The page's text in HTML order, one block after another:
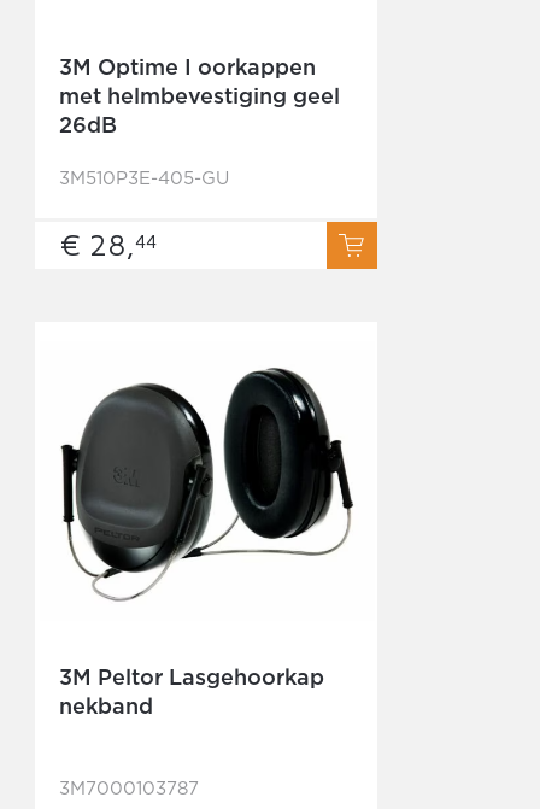
3M Optime I oorkappen
met helmbevestiging geel
26dB
3M510P3E-405-GU
€ 28,44
3M Peltor Lasgehoorkap
nekband
3M7000103787